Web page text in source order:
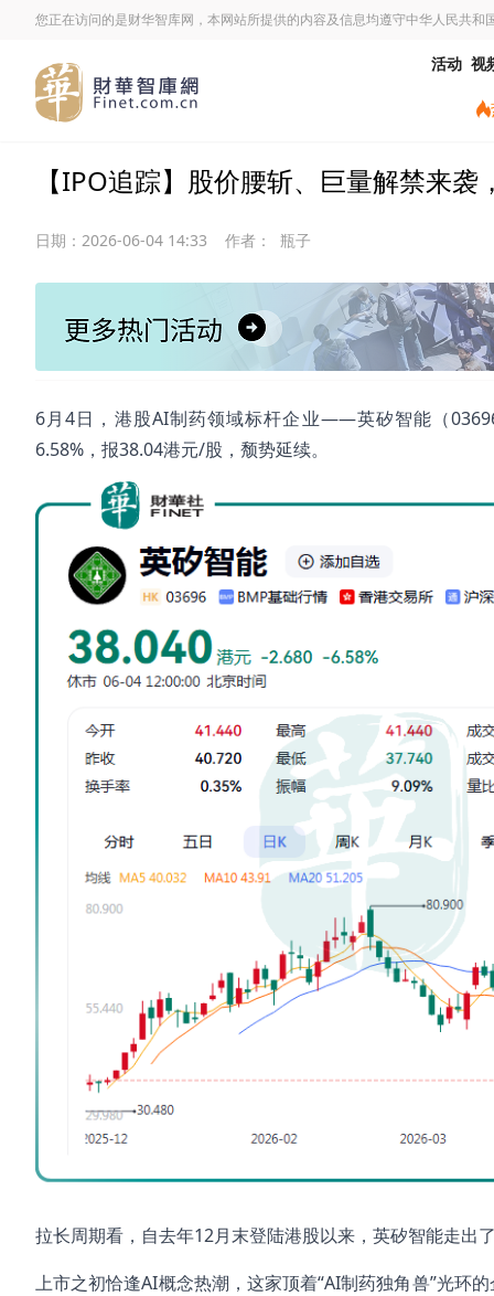
您正在访问的是财华智库网，本网站所提供的内容及信息均遵守中华人民共和
活动 视
【IPO追踪】股价腰斩、巨量解禁来
日期： 2026-06-04 14:33 作者： 瓶子
6月4日，港股AI制药领域标杆企业——英矽智能（
6.58%，报38.04港元/股，颓势延续。
拉长周期看，自去年12月末登陆港股以来，英矽智能走出
上市之初恰逢AI概念热潮，这家顶着“AI制药独角兽”光环